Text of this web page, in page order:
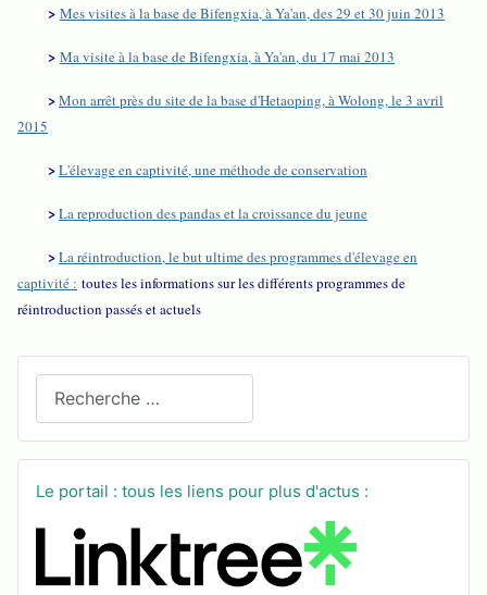
Le portail : tous les liens pour plus d'actus :
> Mes visites à la base de Bifengxia, à Ya'an, des 29 et 30 juin 2013
> Ma visite à la base de Bifengxia, à Ya'an, du 17 mai 2013
>Mon arrêt près du site de la base d'Hetaoping, à Wolong, le 3 avril
2015
>L'élevage en captivité, une méthode de conservation
>La reproduction des pandas et la croissance du jeune
>La réintroduction, le but ultime des programmes d'élevage en
captivité : toutes les informations sur les différents programmes de
réintroduction passés et actuels